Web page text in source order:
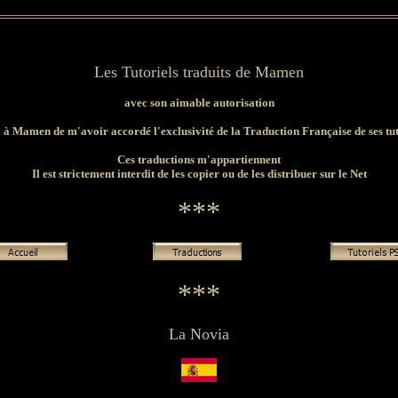
Les Tutoriels traduits de Mamen
avec son aimable autorisation
Mamen de m'avoir accordé l'exclusivité de la Traduction Française de ses
Ces traductions m'appartiennent
Il est strictement interdit de les copier ou de les distribuer sur le Net
***
***
La Novia